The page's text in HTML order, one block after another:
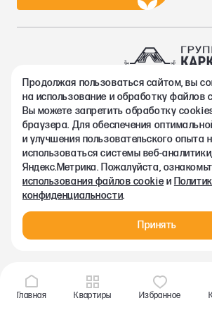
2002-2026. Группа компаний Каркас Монолит
Политика конфиденциальности
Правовая информация
Согласие на обработку персональных данных
Согласие на получение рекламно-
Любая информация, представленная на
исключительно информационный характер и
условиях не является публичной офертой,
Главная Квартиры Избранное
Продолжая пользоваться сайтом, вы
на использование и обработку файлов
Вы можете запретить обработку
браузера. Для обеспечения
и улучшения пользовательского опыта
использоваться системы веб-
Яндекс.Метрика. Пожалуйста,
использования файлов cookieи
конфиденциальности.
Принять